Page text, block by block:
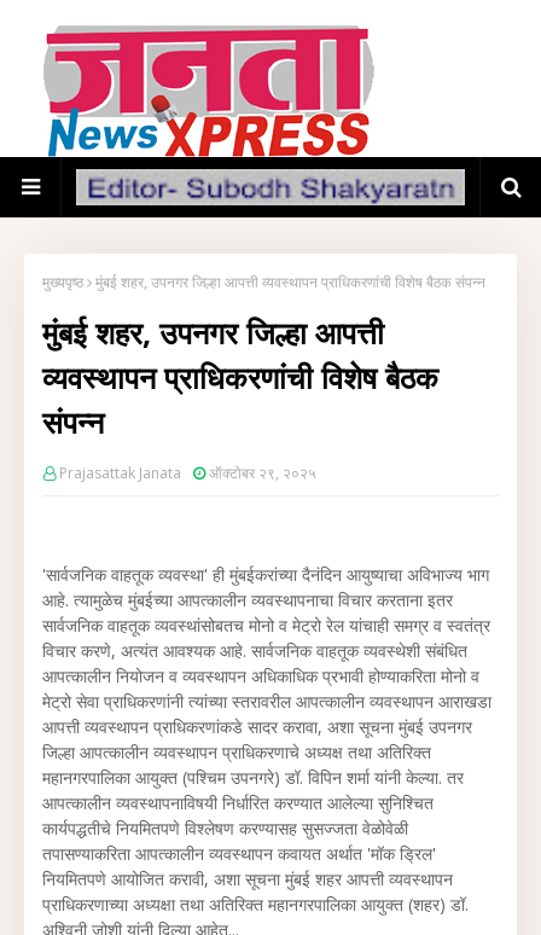
मुख्यपृष्ठ मुंबई शहर, उपनगर जिल्हा आपत्ती व्यवस्थापन प्राधिकरणांची विशेष बैठक संपन्न
मुंबई शहर, उपनगर जिल्हा आपत्ती
व्यवस्थापन प्राधिकरणांची विशेष बैठक
संपन्न
Prajasattak Janata ऑक्टोबर २९, २०२५
'सार्वजनिक वाहतूक व्यवस्था' ही मुंबईकरांच्या दैनंदिन आयुष्याचा अविभाज्य भाग
आहे. त्यामुळेच मुंबईच्या आपत्कालीन व्यवस्थापनाचा विचार करताना इतर
सार्वजनिक वाहतूक व्यवस्थांसोबतच मोनो व मेट्रो रेल यांचाही समग्र व स्वतंत्र
विचार करणे, अत्यंत आवश्यक आहे. सार्वजनिक वाहतूक व्यवस्थेशी संबंधित
आपत्कालीन नियोजन व व्यवस्थापन अधिकाधिक प्रभावी होण्याकरिता मोनो व
मेट्रो सेवा प्राधिकरणांनी त्यांच्या स्तरावरील आपत्कालीन व्यवस्थापन आराखडा
आपत्ती व्यवस्थापन प्राधिकरणांकडे सादर करावा, अशा सूचना मुंबई उपनगर
जिल्हा आपत्कालीन व्यवस्थापन प्राधिकरणाचे अध्यक्ष तथा अतिरिक्त
महानगरपालिका आयुक्त (पश्चिम उपनगरे) डॉ. विपिन शर्मा यांनी केल्या. तर
आपत्कालीन व्यवस्थापनाविषयी निर्धारित करण्यात आलेल्या सुनिश्चित
कार्यपद्धतीचे नियमितपणे विश्लेषण करण्यासह सुसज्जता वेळोवेळी
तपासण्याकरिता आपत्कालीन व्यवस्थापन कवायत अर्थात 'मॉक ड्रिल'
नियमितपणे आयोजित करावी, अशा सूचना मुंबई शहर आपत्ती व्यवस्थापन
प्राधिकरणाच्या अध्यक्षा तथा अतिरिक्त महानगरपालिका आयुक्त (शहर) डॉ.
अश्विनी जोशी यांनी दिल्या आहेत...